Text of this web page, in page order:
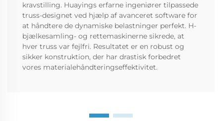
kravstilling. Huayings erfarne ingeniører tilpassede
truss-designet ved hjælp af avanceret software for
at håndtere de dynamiske belastninger perfekt. H-
bjælkesamling- og rettemaskinerne sikrede, at
hver truss var fejlfri. Resultatet er en robust og
sikker konstruktion, der har drastisk forbedret
vores materialehåndteringseffektivitet.